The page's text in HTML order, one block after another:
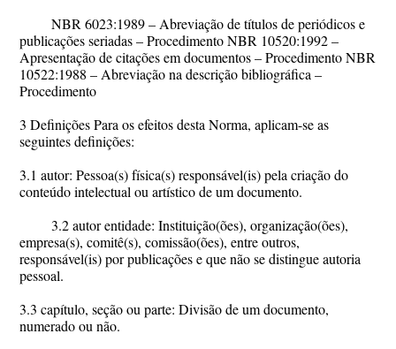
NBR 6023:1989 – Abreviação de títulos de periódicos e
publicações seriadas – Procedimento NBR 10520:1992 –
Apresentação de citações em documentos – Procedimento NBR
10522:1988 – Abreviação na descrição bibliográfica –
Procedimento
3 Definições Para os efeitos desta Norma, aplicam-se as
seguintes definições:
3.1 autor: Pessoa(s) física(s) responsável(is) pela criação do
conteúdo intelectual ou artístico de um documento.
3.2 autor entidade: Instituição(ões), organização(ões),
empresa(s), comitê(s), comissão(ões), entre outros,
responsável(is) por publicações e que não se distingue autoria
pessoal.
3.3 capítulo, seção ou parte: Divisão de um documento,
numerado ou não.